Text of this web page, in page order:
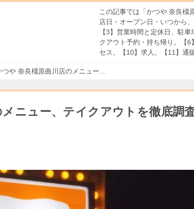
この記事では「かつや 奈良橿
店日・オープン日・いつから
【3】営業時間と定休日、駐
クアウト予約・持ち帰り。【
セス。【10】求人。【11】通
や 奈良橿原曲川店のメニュー...
ニュー、テイクアウトを徹底調